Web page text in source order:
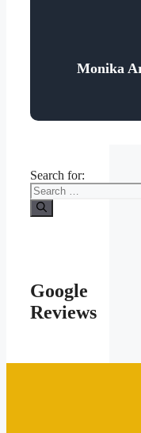
Monika
Search for:
Google
Reviews